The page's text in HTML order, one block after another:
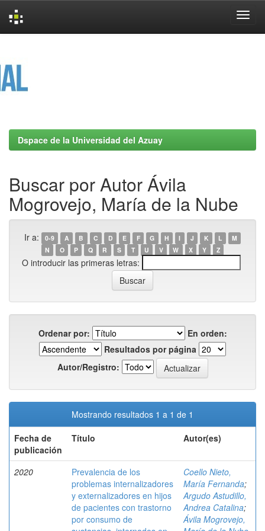
Dspace de la Universidad del Azuay
Buscar por Autor Ávila
Mogrovejo, María de la Nube
Ir a: 0-9 A B C D E F G H I J K L
M
N
O P Q R S T U V W X Y Z
O introducir las primeras letras:
Ordenar por:
En orden:
Resultados por página
Autor/Registro:
Mostrando resultados 1 a 1 de 1
Fecha de
publicación
Título Autor(es)
2020
Prevalencia de los
problemas internalizadores
y externalizadores en hijos
de pacientes con trastorno
por consumo de
Coello Nieto,
María Fernanda;
Argudo Astudillo,
Andrea Catalina;
Ávila Mogrovejo,